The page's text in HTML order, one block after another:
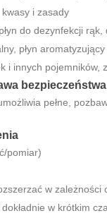
i zasady
do dezynfekcji
płyn aromatyzujący
i innych pojemników,
pełne,
pomiar)
w
w krótkim